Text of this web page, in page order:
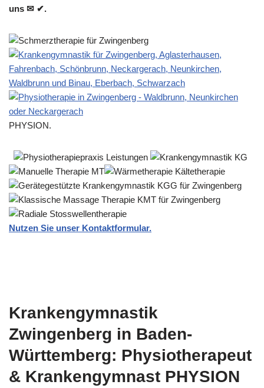
uns ✉ ✔.
PHYSION.
Nutzen Sie unser Kontaktformular.
Krankengymnastik
Zwingenberg in Baden-
Württemberg: Physiotherapeut
& Krankengymnast PHYSION